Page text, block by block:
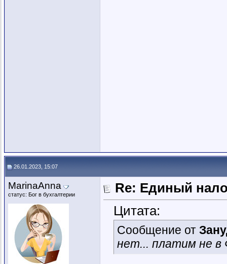
26.01.2023, 15:07
MarinaAnna
статус: Бог в бухгалтерии
Re: Единый
Цитата:
Сообщение от
нет... платим не в